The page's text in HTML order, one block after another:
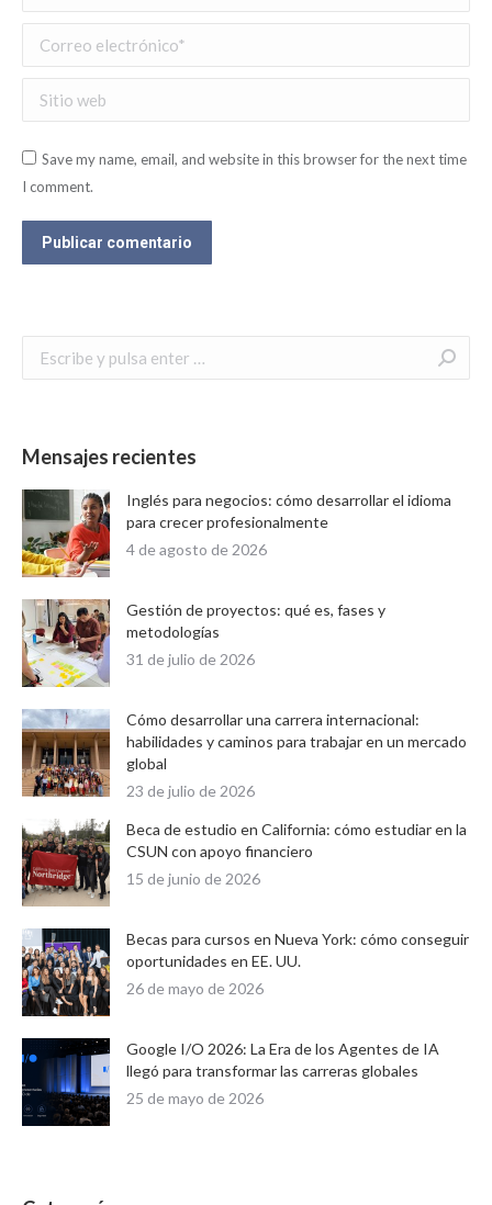
Correo electrónico *
Sitio web
Save my name, email, and website in this browser for the next time
I comment.
Publicar comentario
Mensajes recientes
Inglés para negocios: cómo desarrollar el idioma
para crecer profesionalmente
4 de agosto de 2026
Gestión de proyectos: qué es, fases y
metodologías
31 de julio de 2026
Cómo desarrollar una carrera internacional:
habilidades y caminos para trabajar en un mercado
global
23 de julio de 2026
Beca de estudio en California: cómo estudiar en la
CSUN con apoyo financiero
15 de junio de 2026
Becas para cursos en Nueva York: cómo conseguir
oportunidades en EE. UU.
26 de mayo de 2026
Google I/O 2026: La Era de los Agentes de IA
llegó para transformar las carreras globales
25 de mayo de 2026